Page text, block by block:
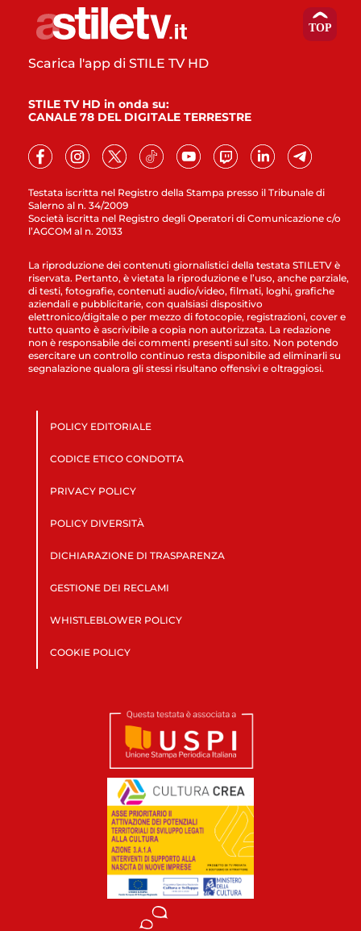
Testata iscritta nel Registro della Stampa presso il Tribunale di
Salerno al n. 34/2009
Società iscritta nel Registro degli Operatori di Comunicazione c/o
l’AGCOM al n. 20133
Scarica l'app di STILE TV HD
STILE TV HD in onda su:
CANALE 78 DEL DIGITALE TERRESTRE
La riproduzione dei contenuti giornalistici della testata STILETV è
riservata. Pertanto, è vietata la riproduzione e l’uso, anche parziale,
di testi, fotografie, contenuti audio/video, filmati, loghi, grafiche
aziendali e pubblicitarie, con qualsiasi dispositivo
elettronico/digitale o per mezzo di fotocopie, registrazioni, cover e
tutto quanto è ascrivibile a copia non autorizzata. La redazione
non è responsabile dei commenti presenti sul sito. Non potendo
esercitare un controllo continuo resta disponibile ad eliminarli su
segnalazione qualora gli stessi risultano offensivi e oltraggiosi.
POLICY EDITORIALE
CODICE ETICO CONDOTTA
PRIVACY POLICY
POLICY DIVERSITÀ
DICHIARAZIONE DI TRASPARENZA
GESTIONE DEI RECLAMI
WHISTLEBLOWER POLICY
COOKIE POLICY